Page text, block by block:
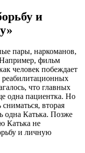
и
пары, наркоманов,
фильм
человек побеждает
реабилитационных
что главных
одна пациентка. Но
сниматься, вторая
одна Катька. Позже
Катька не
и личную